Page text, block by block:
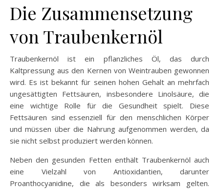
Die Zusammensetzung
von Traubenkernöl
Traubenkernöl ist ein pflanzliches Öl, das durch
Kaltpressung aus den Kernen von Weintrauben gewonnen
wird. Es ist bekannt für seinen hohen Gehalt an mehrfach
ungesättigten Fettsäuren, insbesondere Linolsäure, die
eine wichtige Rolle für die Gesundheit spielt. Diese
Fettsäuren sind essenziell für den menschlichen Körper
und müssen über die Nahrung aufgenommen werden, da
sie nicht selbst produziert werden können.
Neben den gesunden Fetten enthält Traubenkernöl auch
eine Vielzahl von Antioxidantien, darunter
Proanthocyanidine, die als besonders wirksam gelten.